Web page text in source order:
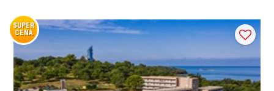
SUPER
CENA